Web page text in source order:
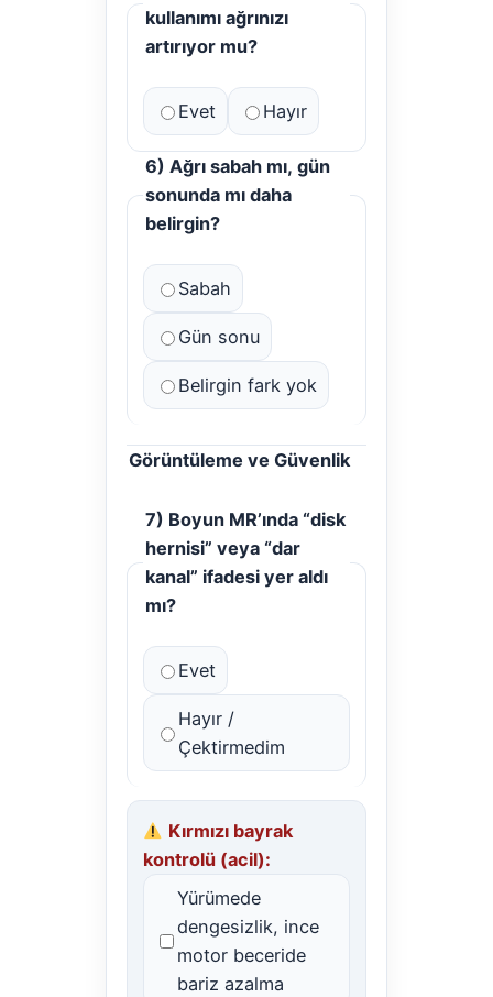
kullanımı ağrınızı
artırıyor mu?
Evet Hayır
6) Ağrı sabah mı, gün
sonunda mı daha
belirgin?
Sabah
Gün sonu
Belirgin fark yok
Görüntüleme ve Güvenlik
7) Boyun MR’ında “disk
hernisi” veya “dar
kanal” ifadesi yer aldı
mı?
Evet
Hayır /
Çektirmedim
Kırmızı bayrak
kontrolü (acil):
Yürümede
dengesizlik, ince
motor beceride
bariz azalma